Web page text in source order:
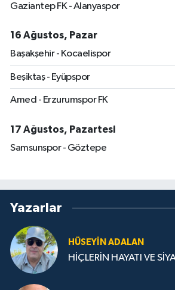
Gaziantep FK - Alanyaspor
16 Ağustos, Pazar
Başakşehir - Kocaelispor
Beşiktaş - Eyüpspor
Amed - Erzurumspor FK
17 Ağustos, Pazartesi
Samsunspor - Göztepe
Yazarlar
HÜSEYIN ADALAN
HİÇLERİN HAYATI VE